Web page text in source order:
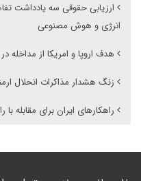
ارزیابی حقوقی سه یادداشت
انرژی و هوش مصنوعی
هدف اروپا و امریکا از مداخله
زنگ هشدار مذاکرات انحلال
راهکارهای ایران برای مقابله